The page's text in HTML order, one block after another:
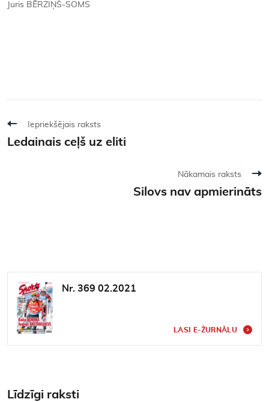
Juris BĒRZIŅŠ-SOMS
Iepriekšējais raksts
Ledainais ceļš uz eliti
Nākamais raksts
Silovs nav apmierināts
Nr. 369 02.2021
LASI E-ŽURNĀLU
Līdzīgi raksti